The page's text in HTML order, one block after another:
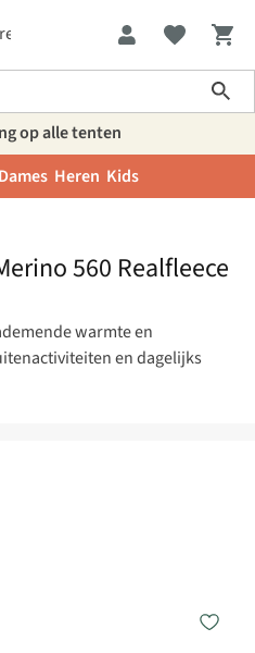
op alle tenten
Dames Heren Kids
560 Realfleece
warmte en
en dagelijks